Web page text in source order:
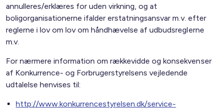
annulleres/erklæres for uden virkning, og at
boligorganisationerne ifalder erstatningsansvar m.v. efter
reglerne i lov om lov om håndhævelse af udbudsreglerne
m.v.
For nærmere information om rækkevidde og konsekvenser
af Konkurrence- og Forbrugerstyrelsens vejledende
udtalelse henvises til:
http://www.konkurrencestyrelsen.dk/service-